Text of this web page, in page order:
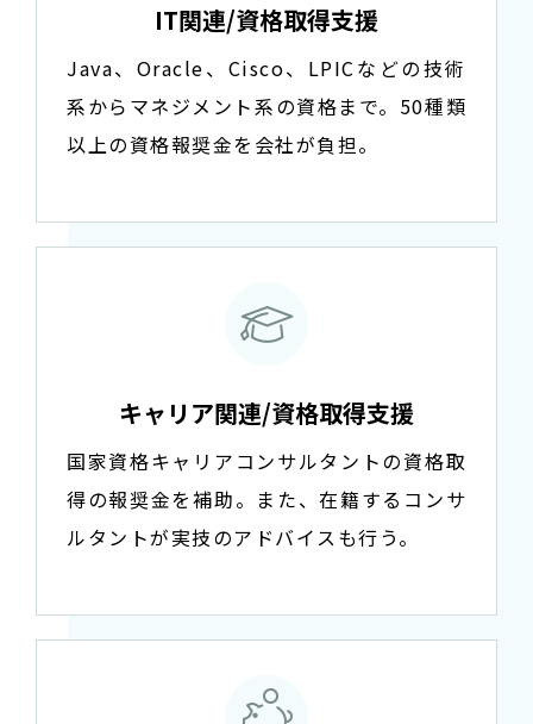
IT関連/資格取得支援
Java、Oracle、Cisco、LPICなどの技術
系からマネジメント系の資格まで。50種類
以上の資格報奨金を会社が負担。
キャリア関連/資格取得支援
国家資格キャリアコンサルタントの資格取
得の報奨金を補助。また、在籍するコンサ
ルタントが実技のアドバイスも行う。